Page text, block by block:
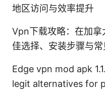
地区访问与效率提升
Vpn下载攻略：在加
佳选择、安装步骤与
Edge vpn mod apk
legit alternatives for